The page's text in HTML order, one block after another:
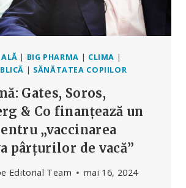
| BIG PHARMA | CLIMA |
| SĂNĂTATEA COPIILOR
Gates, Soros,
& Co finanțează un
„vaccinarea
pârțurilor de vacă”
Editorial Team mai 16, 2024